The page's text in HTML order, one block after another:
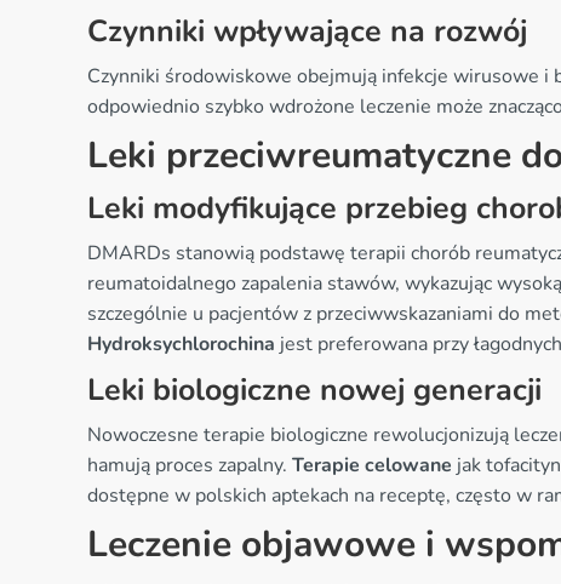
Czynniki wpływające na rozwój
Czynniki środowiskowe obejmują infekcje wirusowe i
odpowiednio szybko wdrożone leczenie może
Leki przeciwreumatyczne
Leki modyfikujące przebieg
DMARDs stanowią podstawę terapii chorób
reumatoidalnego zapalenia stawów, wykazując
szczególnie u pacjentów z przeciwwskazaniami do
Hydroksychlorochina jest preferowana przy
Leki biologiczne nowej generacji
Nowoczesne terapie biologiczne rewolucjonizują
hamują proces zapalny. Terapie celowane jak
dostępne w polskich aptekach na receptę, często w
Leczenie objawowe i